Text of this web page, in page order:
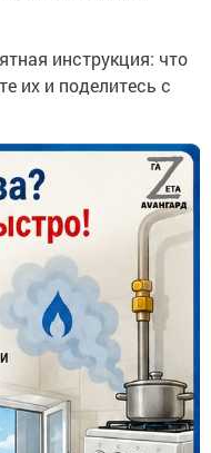
инструкция: что
их и поделитесь с